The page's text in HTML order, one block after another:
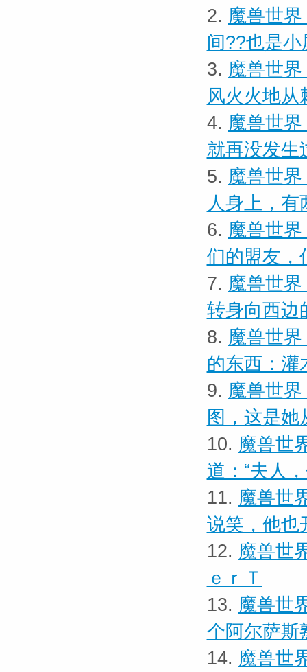
2. 魔兽世
间??也是小
3. 魔兽世
风火火地从
4. 魔兽世
就再没发生
5. 魔兽世
人身上，有
6. 魔兽世
们的盟友，
7. 魔兽世
转身向西边
8. 魔兽世
的东西：灌
9. 魔兽世
图，这是她
10. 魔兽世
道：“夫人
11. 魔兽世
说笑，他也
12. 魔兽世
ｅｒＴ
13. 魔兽世
个阿尔萨斯
14. 魔兽世